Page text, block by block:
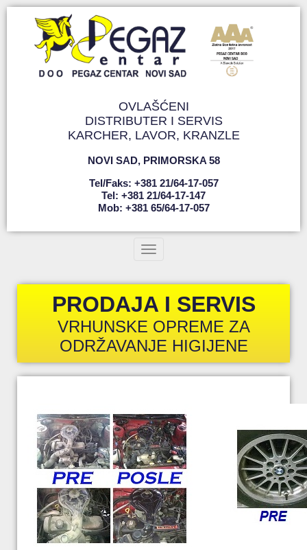
OVLAŠĆENI
DISTRIBUTER I SERVIS
KARCHER, LAVOR, KRANZLE
NOVI SAD, PRIMORSKA 58
Tel/faks: +381 21/64-17-057
Tel: +381 21/64-17-147
Mob: +381 65/64-17-057
Toggle navigation
PRODAJA I SERVIS
VRHUNSKE OPREME ZA
ODRŽAVANJE HIGIJENE